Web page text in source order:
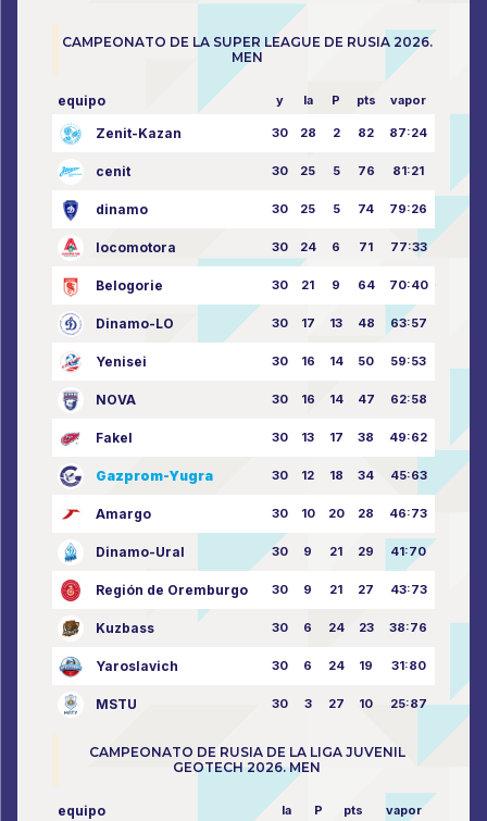
CAMPEONATO DE LA SUPER LEAGUE DE RUSIA 2026.
MEN
equipo y la P pts vapor
Zenit-Kazan 30 28 2 82 87:24
cenit 30 25 5 76 81:21
dinamo 30 25 5 74 79:26
locomotora 30 24 6 71 77:33
Belogorie 30 21 9 64 70:40
Dinamo-LO 30 17 13 48 63:57
Yenisei 30 16 14 50 59:53
NOVA 30 16 14 47 62:58
Fakel 30 13 17 38 49:62
Gazprom-Yugra 30 12 18 34 45:63
Amargo 30 10 20 28 46:73
Dinamo-Ural 30 9 21 29 41:70
Región de Oremburgo 30 9 21 27 43:73
Kuzbass 30 6 24 23 38:76
Yaroslavich 30 6 24 19 31:80
MSTU 30 3 27 10 25:87
CAMPEONATO DE RUSIA DE LA LIGA JUVENIL
GEOTECH 2026. MEN
equipo la P pts vapor